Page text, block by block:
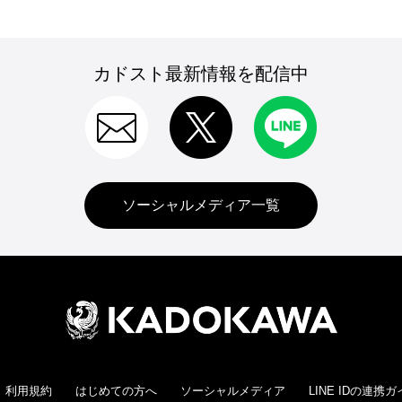
カドスト最新情報を配信中
ソーシャルメディア一覧
利用規約 はじめての方へ ソーシャルメディア LINE IDの連携ガ